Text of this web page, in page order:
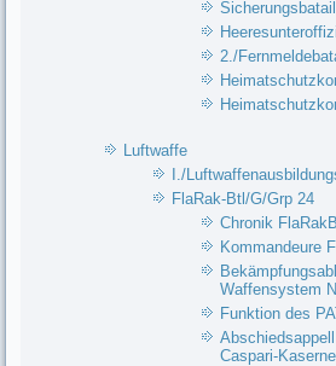
2./
Luftwaffe
I./
FlaRak-Btl/G/Grp 24
Chronik
Kommandeure
Waffensystem
Funktion des
Caspari-Kaserne